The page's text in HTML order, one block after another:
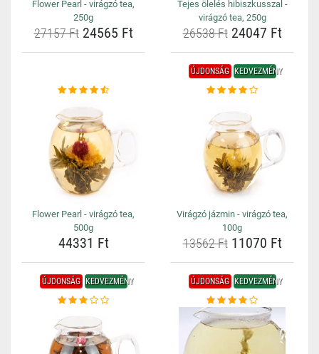
Flower Pearl - virágzó tea,
250g
27157 Ft24565 Ft
Tejes ölelés hibiszkusszal -
virágzó tea, 250g
26538 Ft24047 Ft
Flower Pearl - virágzó tea,
500g
44331 Ft
ÚJDONSÁG KEDVEZMÉNY
Virágzó jázmin - virágzó tea,
100g
13562 Ft11070 Ft
ÚJDONSÁG KEDVEZMÉNY ÚJDONSÁG KEDVEZMÉNY